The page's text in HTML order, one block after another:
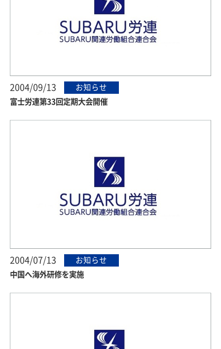
2004/09/13
お知らせ
富士労連第33回定期大会開催
2004/07/13
お知らせ
中国へ海外研修を実施